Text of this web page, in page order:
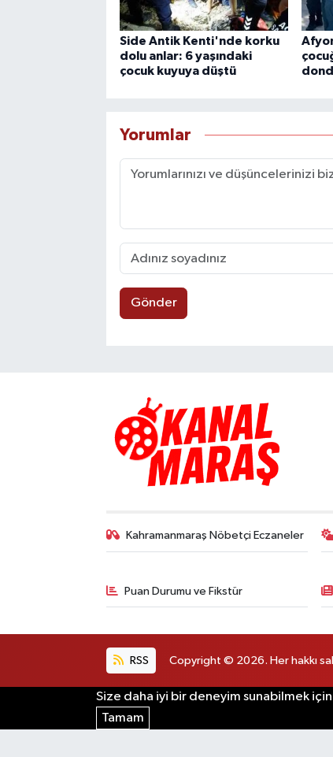
Side Antik Kenti'nde korku
dolu anlar: 6 yaşındaki
çocuk kuyuya düştü
Yorumlar
Gönder
Kahramanmaraş Nöbetçi Eczaneler
Puan Durumu ve Fikstür
RSS Copyright © 2026. Her hakkı
Size daha iyi bir deneyim sunabilmek için
Tamam